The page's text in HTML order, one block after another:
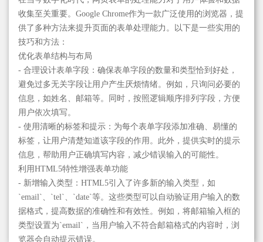
收集至关重要。Google Chrome作为一款广泛使用的浏览器，提
供了多种方法来提升页面的表单处理能力。以下是一些实用的
技巧和方法：
优化表单结构与布局
- 合理设计表单字段：确保表单字段的数量和类型恰到好处，
避免过多无关字段让用户产生厌烦情绪。例如，只询问必要的
信息，如姓名、邮箱等。同时，按照逻辑顺序排列字段，方便
用户依次填写。
- 使用清晰的标签和提示：为每个表单字段添加准确、易懂的
标签，让用户清楚知道该字段的作用。此外，提供实时的提示
信息，帮助用户正确填写内容，减少错误输入的可能性。
利用HTML5特性增强表单功能
- 新增输入类型：HTML5引入了许多新的输入类型，如
`email`、`tel`、`date`等。这些类型可以自动验证用户输入的数
据格式，提高数据的准确性和有效性。例如，将邮箱输入框的
类型设置为`email`，当用户输入不符合邮箱格式的内容时，浏
览器会自动提示错误。